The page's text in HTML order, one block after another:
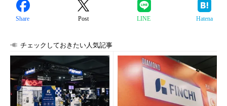
Share Post LINE Hatena
チェックしておきたい人気記事